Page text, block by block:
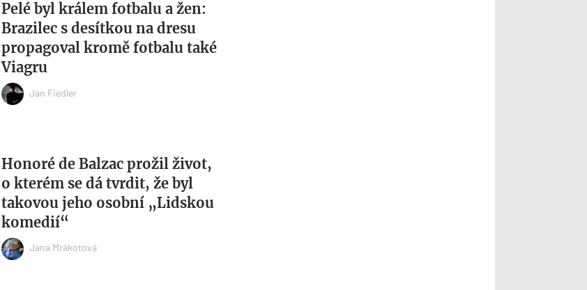
Pelé byl králem fotbalu a žen:
Brazilec s desítkou na dresu
propagoval kromě fotbalu také
Viagru
Jan Fiedler
Honoré de Balzac prožil život,
o kterém se dá tvrdit, že byl
takovou jeho osobní „Lidskou
komedií“
Jana Mrákotová